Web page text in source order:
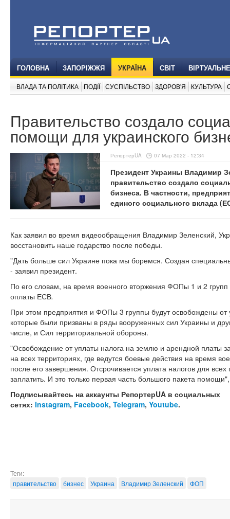
ГОЛОВНА ЗАПОРІЖЖЯ УКРАЇНА СВІТ
ВЛАДА ТА ПОЛІТИКА ПОДІЇ СУСПІЛЬСТВО ЗДОРОВ'Я КУЛЬТУРА
Правительство создало
помощи для украинского
РепортерUA 07 Мар 2022 - 12:34
Президент Украины Владимир
правительство создало
бизнеса. В частности,
единого социального вклада
Как заявил во время видеообращения Владимир Зеленский,
восстановить наше годарство после победы.
"Дать больше сил Украине пока мы боремся. Создан
- заявил президент.
По его словам, на время военного вторжения ФОПы 1 и 2 групп
оплаты ЕСВ.
При этом предприятия и ФОПы 3 группы будут освобождены
которые были призваны в ряды вооруженных сил Украины и
числе, и Сил территориальной обороны.
"Освобождение от уплаты налога на землю и арендной платы
на всех территориях, где ведутся боевые действия на время
после его завершения. Отсрочивается уплата налогов для
заплатить. И это только первая часть большого пакета
Подписывайтесь на аккаунты РепортерUA в социальных
сетях: Instagram, Facebook, Telegram, Youtube.
Теги:
правительство
бизнес Украина Владимир Зеленский ФОП